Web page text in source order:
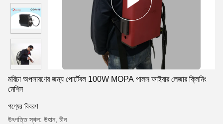
মরিচা অপসারণের জন্য পোর্টেবল 100W MOPA পালস ফাইবার লেজার ক্লিনিং
মেশিন
পণ্যের বিবরণ
উৎপত্তি স্থল: উহান, চীন